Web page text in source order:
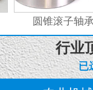
圆锥滚子轴承
行业
已